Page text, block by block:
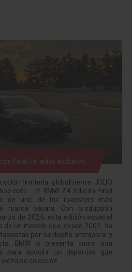
Final: un adiós exclusivo
limitada globalmente JULIO
El BMW Z4 Edición Final
de uno de los roadsters más
marca bávara. Con producción
de 2026, esta edición especial
de un modelo que, desde 2002, ha
por su diseño atemporal y
BMW lo presenta como una
para adquirir un deportivo que
de colección.…